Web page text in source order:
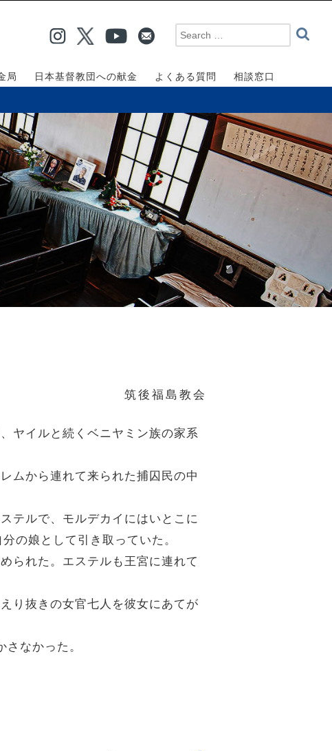
局 日本基督教団への献金 よくある質問 相談窓口
筑後福島教会
ヤイルと続くベニヤミン族の家系
ムから連れて来られた捕囚民の中
テルで、モルデカイにはいとこに
の娘として引き取っていた。
られた。エステルも王宮に連れて
り抜きの女官七人を彼女にあてが
なかった。